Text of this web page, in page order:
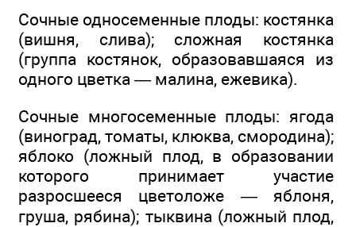
Сочные односеменные плоды: костянка
(вишня, слива); сложная костянка
(группа костянок, образовавшаяся из
одного цветка — малина, ежевика).
Сочные многосеменные плоды: ягода
(виноград, томаты, клюква, смородина);
яблоко (ложный плод, в образовании
которого принимает участие
разросшееся цветоложе — яблоня,
груша, рябина); тыквина (ложный плод,